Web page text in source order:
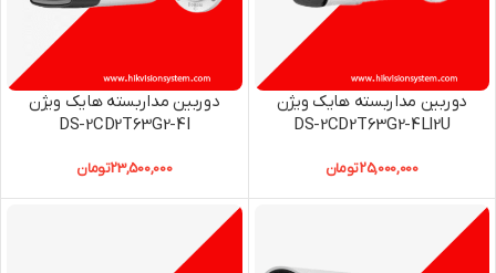
دوربین مداربسته هایک ویژن
DS-2CD2T63G2-4LI2U
25,000,000تومان
دوربین مداربسته هایک ویژن
DS-2CD2T63G2-4I
23,500,000تومان